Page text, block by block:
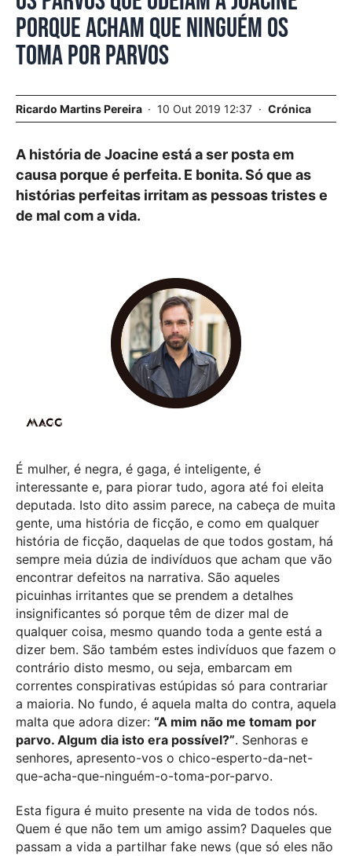
porque acham que ninguém os
toma por parvos
Ricardo Martins Pereira 10 Out 2019 12:37 Crónica
A história de Joacine está a ser posta em
causa porque é perfeita. E bonita. Só que as
histórias perfeitas irritam as pessoas tristes e
de mal com a vida.
É mulher, é negra, é gaga, é inteligente, é
interessante e, para piorar tudo, agora até foi eleita
deputada. Isto dito assim parece, na cabeça de muita
gente, uma história de ficção, e como em qualquer
história de ficção, daquelas de que todos gostam, há
sempre meia dúzia de indivíduos que acham que vão
encontrar defeitos na narrativa. São aqueles
picuinhas irritantes que se prendem a detalhes
insignificantes só porque têm de dizer mal de
qualquer coisa, mesmo quando toda a gente está a
dizer bem. São também estes indivíduos que fazem o
contrário disto mesmo, ou seja, embarcam em
correntes conspirativas estúpidas só para contrariar
a maioria. No fundo, é aquela malta do contra, aquela
malta que adora dizer: “A mim não me tomam por
parvo. Algum dia isto era possível?”. Senhoras e
senhores, apresento-vos o chico-esperto-da-net-
que-acha-que-ninguém-o-toma-por-parvo.
Esta figura é muito presente na vida de todos nós.
Quem é que não tem um amigo assim? Daqueles que
passam a vida a partilhar fake news (que só eles não